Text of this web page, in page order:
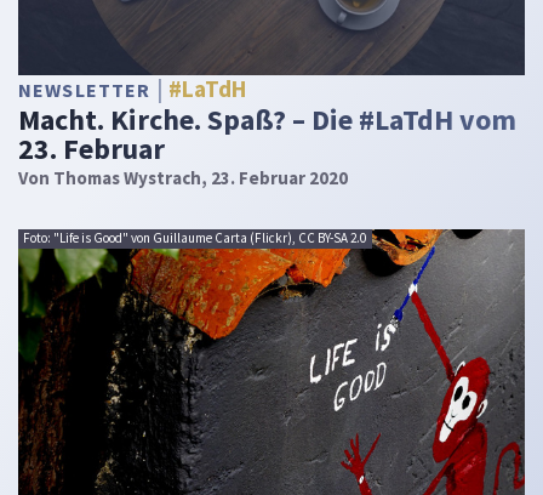
NEWSLETTER #LaTdH
Macht. Kirche. Spaß? – Die #LaTdH vom
23. Februar
Von Thomas Wystrach, 23. Februar 2020
Foto: "Life is Good" von Guillaume Carta (Flickr), CC BY-SA 2.0